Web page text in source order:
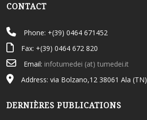
CONTACT
Phone: +(39) 0464 671452
Fax: +(39) 0464 672 820
Email: infotumedei (at) tumedei.it
Address: via Bolzano,12 38061 Ala (TN)
DERNIÈRES PUBLICATIONS